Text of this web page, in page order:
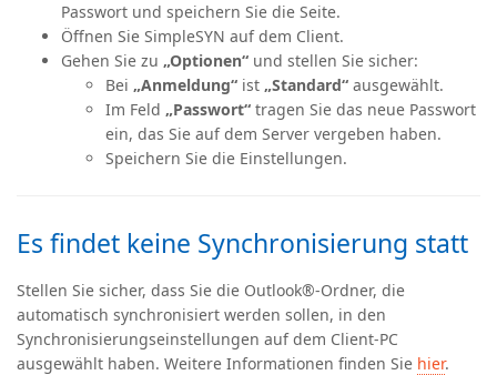
Passwort und speichern Sie die Seite.
Öffnen Sie SimpleSYN auf dem Client.
Gehen Sie zu „Optionen“ und stellen Sie sicher:
Bei „Anmeldung“ ist „Standard“ ausgewählt.
Im Feld „Passwort“ tragen Sie das neue Passwort
ein, das Sie auf dem Server vergeben haben.
Speichern Sie die Einstellungen.
Es findet keine Synchronisierung statt
Stellen Sie sicher, dass Sie die Outlook®-Ordner, die
automatisch synchronisiert werden sollen, in den
Synchronisierungseinstellungen auf dem Client-PC
ausgewählt haben. Weitere Informationen finden Sie hier.